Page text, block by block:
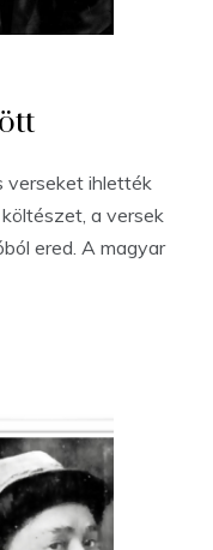
verseket ihlették
a versek
ered. A magyar